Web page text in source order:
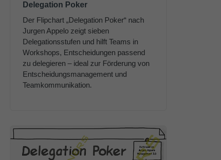
Delegation Poker
Der Flipchart „Delegation Poker“ nach
Jurgen Appelo zeigt sieben
Delegationsstufen und hilft Teams in
Workshops, Entscheidungen passend
zu delegieren – ideal zur Förderung von
Entscheidungsmanagement und
Teamkommunikation.